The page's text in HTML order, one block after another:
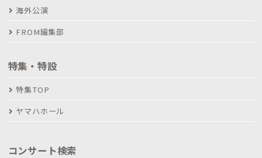
海外公演
FROM編集部
特集・特設
特集TOP
ヤマハホール
コンサート検索